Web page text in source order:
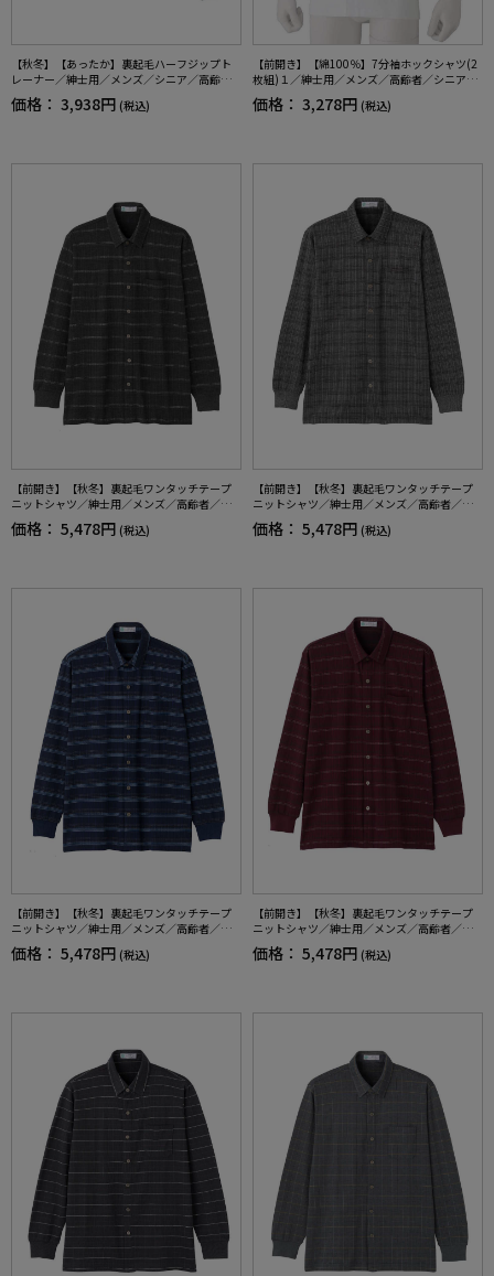
【秋冬】【あったか】裏起毛ハーフジップト
レーナー／紳士用／メンズ／シニア／高齢者
／胸ポケット／おでかけ／ギフト／プレゼン
ト【CF】
価格： 3,938円 (税込)
【前開き】【綿100％】7分袖ホックシャツ(2
枚組)１／紳士用／メンズ／高齢者／シニア／
肌着／インナー／抗菌防臭／後ろ長め／ラグ
ラン袖／脱ぎやすい／着やすい／腰曲がり／
価格： 3,278円 (税込)
【前開き】【秋冬】裏起毛ワンタッチテープ
ニットシャツ／紳士用／メンズ／高齢者／シ
ニア／名前記入欄付／胸ポケット付／洗濯機O
K／自宅で洗える／ギフト／プレゼント【CF】
価格： 5,478円 (税込)
【前開き】【秋冬】裏起毛ワンタッチテープ
ニットシャツ／紳士用／メンズ／高齢者／シ
ニア／名前記入欄付／胸ポケット付／洗濯機O
K／自宅で洗える／ギフト／プレゼント【CF】
価格： 5,478円 (税込)
【前開き】【秋冬】裏起毛ワンタッチテープ
ニットシャツ／紳士用／メンズ／高齢者／シ
ニア／名前記入欄付／胸ポケット付／洗濯機O
K／自宅で洗える／ギフト／プレゼント【CF】
価格： 5,478円 (税込)
【前開き】【秋冬】裏起毛ワンタッチテープ
ニットシャツ／紳士用／メンズ／高齢者／シ
ニア／名前記入欄付／胸ポケット付／洗濯機O
K／自宅で洗える／ギフト／プレゼント【CF】
価格： 5,478円 (税込)